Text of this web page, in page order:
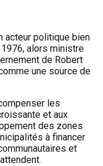
acteur politique bien
1976, alors ministre
de Robert
une source de
les
et aux
des zones
à financer
et